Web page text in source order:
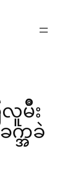
မ်ိဳး​
က္အခဲ